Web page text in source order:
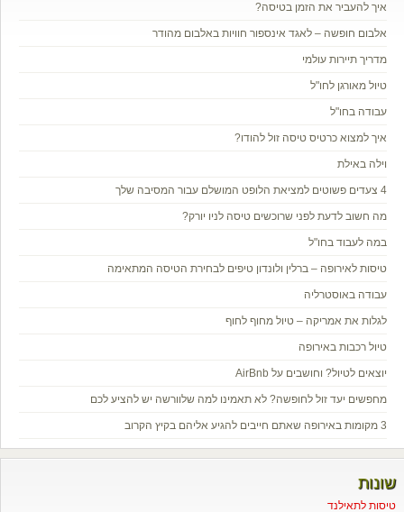
איך להעביר את הזמן בטיסה?
אלבום חופשה – לאגד אינספור חוויות באלבום מהודר
מדריך תיירות עולמי
טיול מאורגן לחו"ל
עבודה בחו"ל
איך למצוא כרטיס טיסה זול להודו?
וילה באילת
4 צעדים פשוטים למציאת הלופט המושלם עבור המסיבה שלך
מה חשוב לדעת לפני שרוכשים טיסה לניו יורק?
במה לעבוד בחו"ל
טיסות לאירופה – ברלין ולונדון טיפים לבחירת הטיסה המתאימה
עבודה באוסטרליה
לגלות את אמריקה – טיול מחוף לחוף
טיול רכבות באירופה
יוצאים לטיול? וחושבים על AirBnb
מחפשים יעד זול לחופשה? לא תאמינו למה שלוורשה יש להציע לכם
3 מקומות באירופה שאתם חייבים להגיע אליהם בקיץ הקרוב
שונות
טיסות לתאילנד